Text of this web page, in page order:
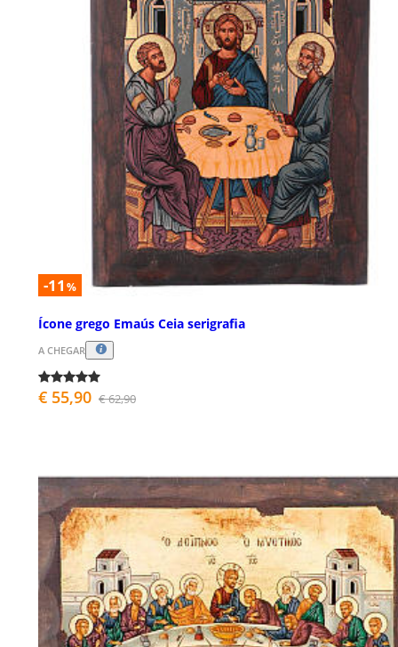
-11 %
Ícone grego Emaús Ceia serigrafia
A CHEGAR
€ 55,90 € 62,90